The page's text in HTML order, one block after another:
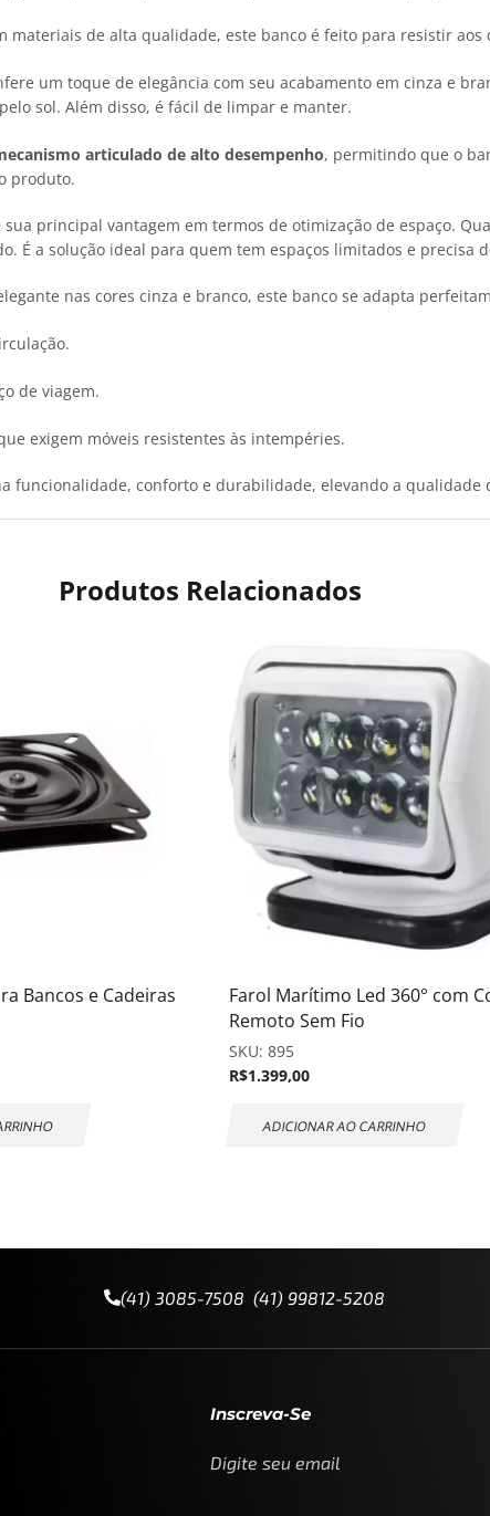
materiais de alta qualidade, este banco é feito para resistir
um toque de elegância com seu acabamento em cinza e
sol. Além disso, é fácil de limpar e manter.
articulado de alto desempenho, permitindo que o
produto.
principal vantagem em termos de otimização de espaço.
É a solução ideal para quem tem espaços limitados e precisa
nas cores cinza e branco, este banco se adapta
de viagem.
exigem móveis resistentes às intempéries.
funcionalidade, conforto e durabilidade, elevando a qualidade
Produtos Relacionados
Bancos e Cadeiras
Farol Marítimo Led 360° com
Remoto Sem Fio
SKU: 895
R$1.399,00
ADICIONAR AO CARRINHO
(41) 3085-7508 (41) 99812-5208
Inscreva-Se
Digite seu email